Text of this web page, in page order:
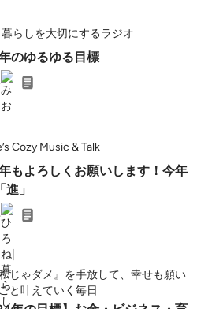
らしを大切にするラジオ
のゆるゆる目標
Cozy Music & Talk
もよろしくお願いします！今年
」
私じゃダメ』を手放して、幸せも願い
と叶えていく毎日